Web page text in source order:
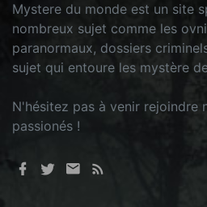
Mystere du monde est un site
nombreux sujet comme les
paranormaux, dossiers
sujet qui entoure les mystère
N'hésitez pas à venir rejoindre
passionés !